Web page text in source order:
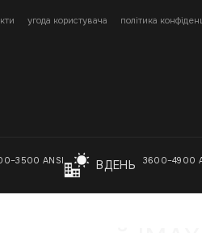
угода користувача політика
ANSI ВДЕНЬ 3600–4900